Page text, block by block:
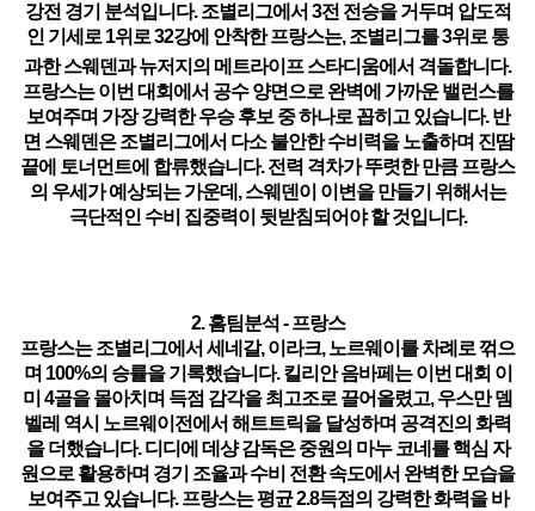
강전 경기 분석입니다. 조별리그에서 3전 전승을 거두며 압도적
인 기세로 1위로 32강에 안착한 프랑스는, 조별리그를 3위로 통
과한 스웨덴과 뉴저지의 메트라이프 스타디움에서 격돌합니다.
프랑스는 이번 대회에서 공수 양면으로 완벽에 가까운 밸런스를
보여주며 가장 강력한 우승 후보 중 하나로 꼽히고 있습니다. 반
면 스웨덴은 조별리그에서 다소 불안한 수비력을 노출하며 진땀
끝에 토너먼트에 합류했습니다. 전력 격차가 뚜렷한 만큼 프랑스
의 우세가 예상되는 가운데, 스웨덴이 이변을 만들기 위해서는
극단적인 수비 집중력이 뒷받침되어야 할 것입니다.
2. 홈팀분석 - 프랑스
프랑스는 조별리그에서 세네갈, 이라크, 노르웨이를 차례로 꺾으
며 100%의 승률을 기록했습니다.킬리안 음바페 는 이번 대회 이
미 4골을 몰아치며 득점 감각을 최고조로 끌어올렸고,우스만 뎀
벨레 역시 노르웨이전에서 해트트릭을 달성하며 공격진의 화력
을 더했습니다. 디디에 데샹 감독은 중원의 마누 코네 를 핵심 자
원으로 활용하며 경기 조율과 수비 전환 속도에서 완벽한 모습을
보여주고 있습니다. 프랑스는 평균 2.8득점의 강력한 화력을 바